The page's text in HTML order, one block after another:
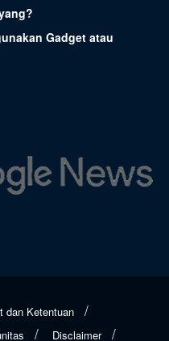
Gadget atau
dan Ketentuan
Disclaimer